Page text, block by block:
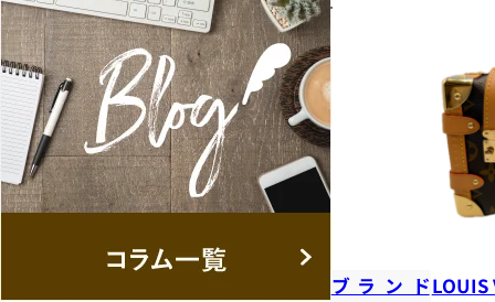
ブランドLOUIS